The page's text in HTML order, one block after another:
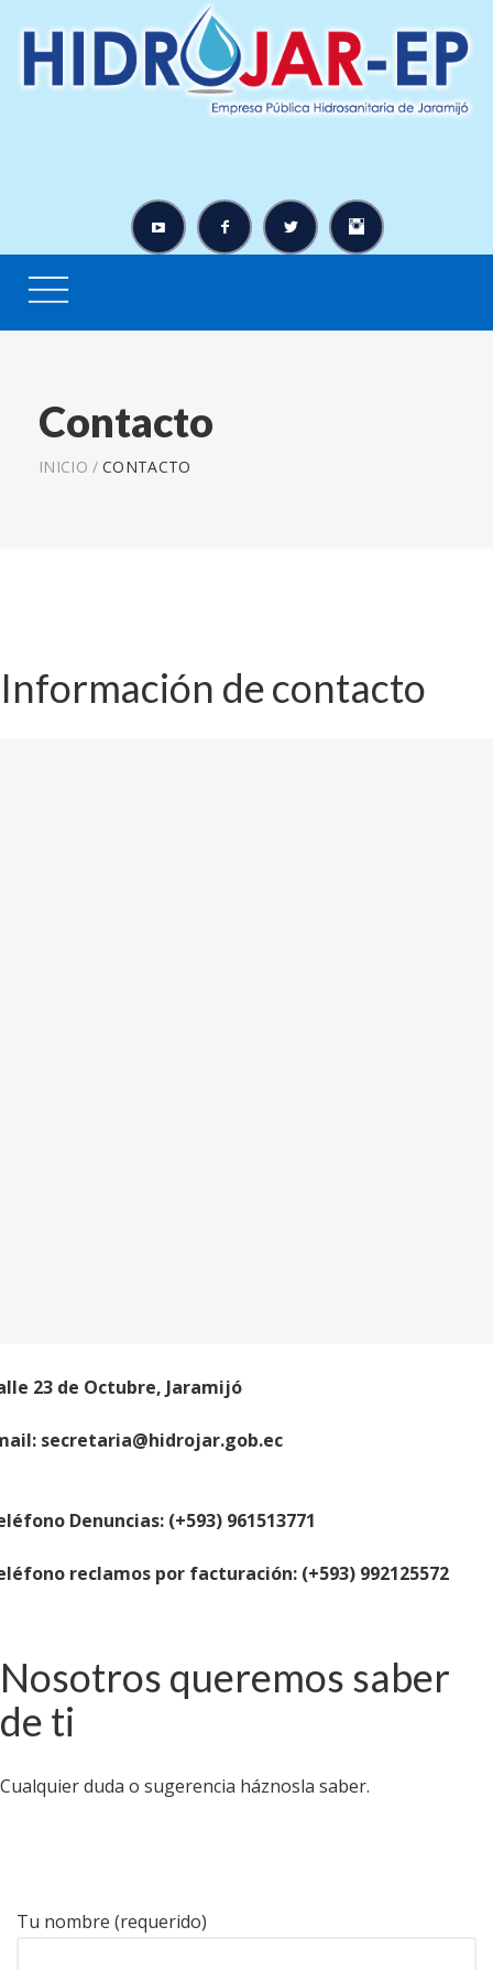
Contacto
INICIO / CONTACTO
Información de contacto
23 de Octubre, Jaramijó
secretaria@hidrojar.gob.ec
Denuncias: (+593) 961513771
reclamos por facturación: (+593) 992125572
Nosotros queremos saber
de ti
Cualquier duda o sugerencia háznosla saber.
Tu nombre (requerido)